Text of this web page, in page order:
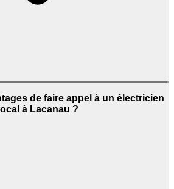
de faire appel à un électricien
local à Lacanau ?